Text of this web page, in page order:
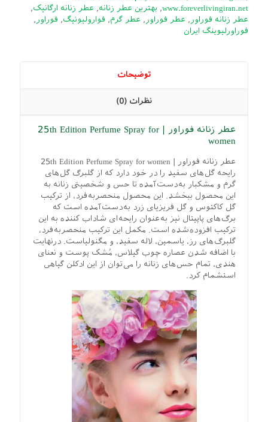
www.foreverlivingiran.net
, بهترین عطر زنانه, عطر زنانه ارگانیک,
عطر زنانه فوراور , عطر فوراور , عطر گرم, فوارولیونیگ, فوراور ,
فوراورلیوینگ ایران
توضیحات
نظرات (0)
عطر زنانه فوراور | 25th Edition Perfume Spray for
women
عطر زنانه فوراور | 25th Edition Perfume Spray for women
رایحه گل‌های سفید را در خود دارد که از گلبرگ گل‌های
گرم و مشکبار به‌دست‌آمده تا حس و شخصیتی زنانه به
این محصول ببخشد. این محصول منحصربه‌فرد، از ترکیب
گل کاکتوس و گل فریزیای زرد به‌دست‌آمده است که
برگ‌های پاپیتال نیز به‌عنوان رایحه‌ای شاداب کننده به این
ترکیب افزوده‌شده است. مکمل این ترکیب منحصربه‌فرد،
گلبرگ‌های رز، یاسمین، لاله سفید، و مگنولیاست. درنهایت
با اضافه شدن عصاره چوب گیلاس، مُشک پوست و نعنای
هندی، تمام حس‌های زنانه را می‌توان از این ادکلن گیاهی
استشمام کرد.